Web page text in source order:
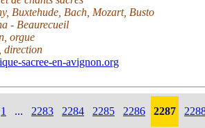
Buxtehude, Bach, Mozart, Busto
- Beaurecueil
orgue
direction
sacree-en-avignon.org
1 ... 2283 2284 2285 2286 2287